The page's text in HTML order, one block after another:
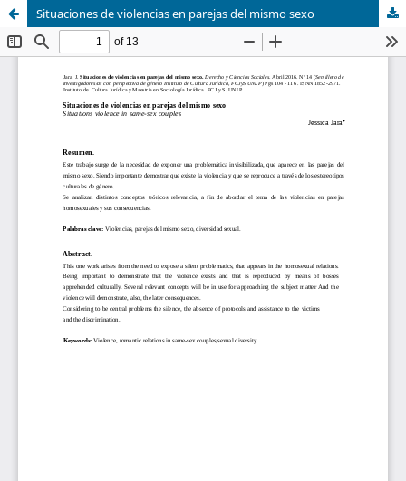
Situaciones de violencias en parejas del mismo sexo